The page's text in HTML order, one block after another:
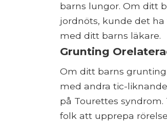
barns lungor. Om ditt
jordnöts, kunde det
med ditt barns läkare.
Grunting
Om ditt barns
med andra tic-
på Tourettes
folk att upprepa